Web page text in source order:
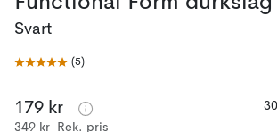
Svart
(5)
179 kr
349 kr Rek. pris